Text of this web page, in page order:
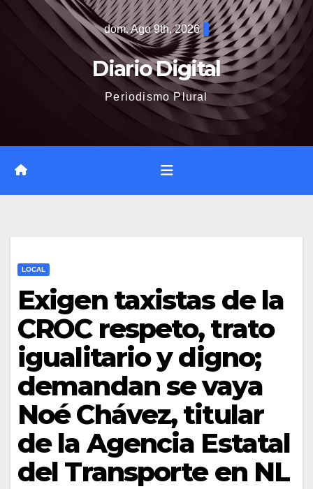
dom. Ago 9th, 2026
Diario Digital
Periodismo Plural
LOCAL
Exigen taxistas de la
CROC respeto, trato
igualitario y digno;
demandan se vaya
Noé Chávez, titular
de la Agencia Estatal
del Transporte en NL